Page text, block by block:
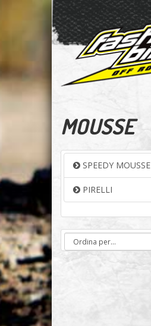
MOUSSE
SPEEDY MOUSSE
PIRELLI